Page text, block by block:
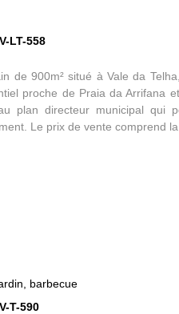
LT-558
de 900m² situé à Vale da
proche de Praia da Arrifana
plan directeur municipal qui
Le prix de vente comprend
barbecue
T-590